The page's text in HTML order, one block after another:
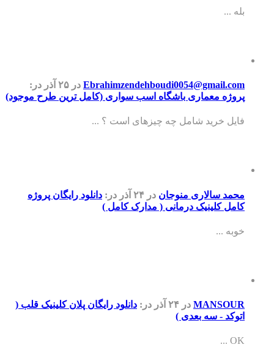
بله ...
Ebrahimzendehboudi0054@gmail.com در ۲۵ آذر
در:
پروژه معماری باشگاه اسب سواری (کامل ترین طرح موجود)
فایل خرید شامل چه چیزهای است ؟ ...
محمد سالاری منوجان در ۲۴ آذر در: دانلود رایگان پروژه
کامل کلینیک درمانی ( مدارک کامل )
خوبه ...
MANSOUR در ۲۴ آذر در: دانلود رایگان پلان کلینیک قلب (
اتوکد - سه بعدی )
OK ...